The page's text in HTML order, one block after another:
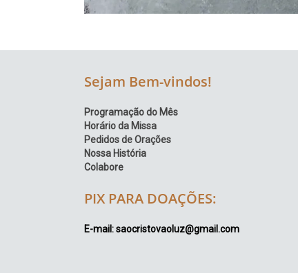
Sejam Bem-vindos!
Programação do Mês
Horário da Missa
Pedidos de Orações
Nossa História
Colabore
PIX PARA DOAÇÕES:
E-mail: saocristovaoluz@gmail.com